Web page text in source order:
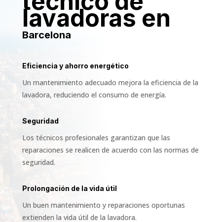
lavadoras en
Barcelona
Eficiencia y ahorro energético
Un mantenimiento adecuado mejora la eficiencia de la
lavadora, reduciendo el consumo de energía.
Seguridad
Los técnicos profesionales garantizan que las
reparaciones se realicen de acuerdo con las normas de
seguridad.
Prolongación de la vida útil
Un buen mantenimiento y reparaciones oportunas
extienden la vida útil de la lavadora.